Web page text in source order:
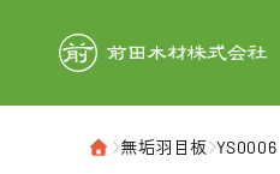
ホーム
›無垢羽目板 ›YS0006